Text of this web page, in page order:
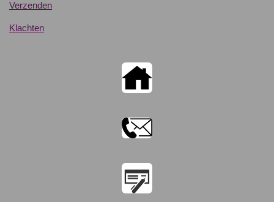
Verzenden
Klachten